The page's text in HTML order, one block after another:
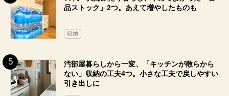
品ストック」2つ。あえて増やしたものも
収納
汚部屋暮らしから一変、「キッチンが散らから
ない」収納の工夫4つ。小さな工夫で戻しやすい
引き出しに